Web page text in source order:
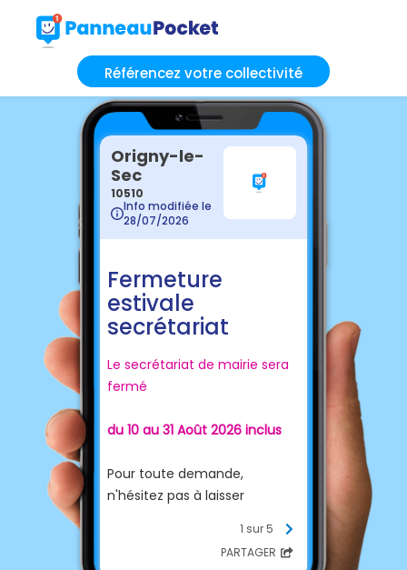
Référencez votre collectivité
Origny-le-
Sec
10510
Info modifiée le
28/07/2026
Fermeture
estivale
secrétariat
Le secrétariat de mairie sera
fermé
du 10 au 31 Août 2026 inclus
Pour toute demande,
n'hésitez pas à laisser
ou envoyer un mail à mairie-
orignylesec@orange.fr
1 sur 5
PARTAGER